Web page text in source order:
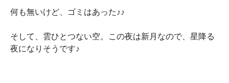
何も無いけど、ゴミはあった♪♪
そして、雲ひとつない空。この夜は新月なので、星降る
夜になりそうです♪